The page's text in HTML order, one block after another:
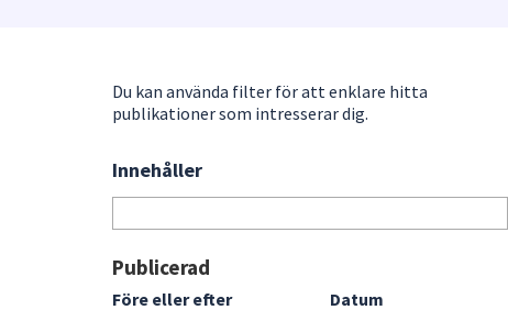
att
navigera
enter
att
Du kan använda filter för att enklare hitta
publikationer som intresserar dig.
Sök
bland
publikationerna
Innehåller
Gå
direkt
Publicerad
Före eller efter Datum